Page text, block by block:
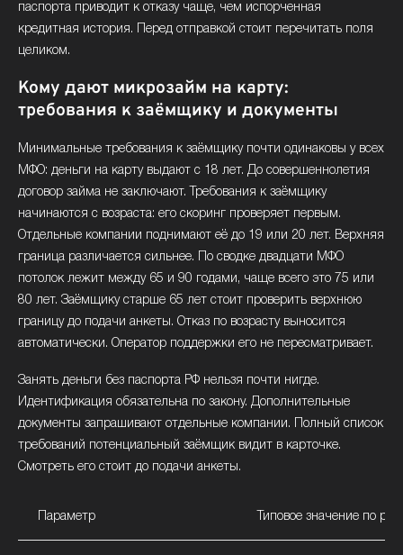
000 ₽ на срок до 365 дней. Ставка не превышает 0,8% в
день, ПСК — до 292% годовых. Заёмщики 18–80 лет,
гражданство РФ обязательно. Компания внесена в
1904067009295, головной офис — Ростов-на-Дону.
OneClickMoney (АО «МКК УФ») принимает заявки от
граждан РФ 18–80 лет с постоянной регистрацией. Из
документов нужен паспорт. Взять деньги на карту можно
от 500 до 100 000 ₽ на срок от двух недель до года.
Штрафные санкции договором не предусмотрены.
Помимо карты доступны банковский счёт, электронный
кошелёк и платёжные системы.
Webbankir
Webbankir (ООО МФК «Вэббанкир») обрабатывает заявку
за 5 минут. Деньги на карту уходят после подписания
договора. Основной продукт — от 1 000 до 100 000 ₽ на
срок 7–365 дней, ставка от 0 до 0,8% в день. Новым
клиентам первое обращение бесплатно, до 21 дня в
паспорта приводит к отказу чаще, чем испорченная
кредитная история. Перед отправкой стоит перечитать поля
целиком.
Кому дают микрозайм на карту:
требования к заёмщику и документы
Минимальные требования к заёмщику почти одинаковы у всех
МФО: деньги на карту выдают с 18 лет. До совершеннолетия
договор займа не заключают. Требования к заёмщику
начинаются с возраста: его скоринг проверяет первым.
Отдельные компании поднимают её до 19 или 20 лет. Верхняя
граница различается сильнее. По сводке двадцати МФО
потолок лежит между 65 и 90 годами, чаще всего это 75 или
80 лет. Заёмщику старше 65 лет стоит проверить верхнюю
границу до подачи анкеты. Отказ по возрасту выносится
автоматически. Оператор поддержки его не пересматривает.
Занять деньги без паспорта РФ нельзя почти нигде.
Идентификация обязательна по закону. Дополнительные
документы запрашивают отдельные компании. Полный список
требований потенциальный заёмщик видит в карточке.
Смотреть его стоит до подачи анкеты.
Параметр Типовое значение по